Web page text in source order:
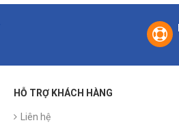
HỖ TRỢ KHÁCH HÀNG
Liên hệ